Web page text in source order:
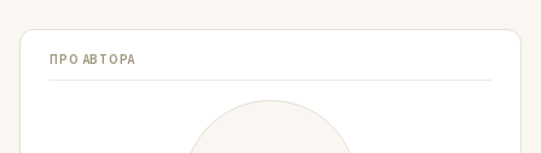
ПРО АВТОРА